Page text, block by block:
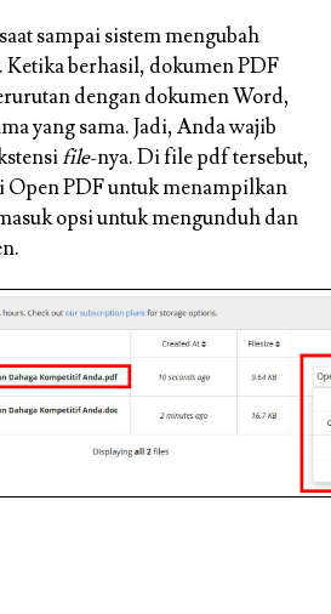
sampai sistem mengubah
Ketika berhasil, dokumen PDF
dengan dokumen Word,
yang sama. Jadi, Anda wajib
file-nya. Di file pdf tersebut,
Open PDF untuk menampilkan
opsi untuk mengunduh dan